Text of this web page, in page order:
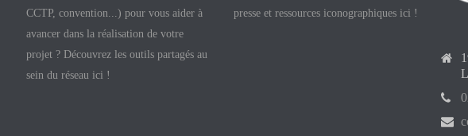
CCTP, convention...) pour vous aider à
avancer dans la réalisation de votre
projet ? Découvrez les outils partagés au
sein du réseau ici !
presse et ressources iconographiques ici !